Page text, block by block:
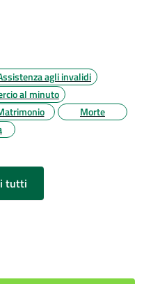
agli invalidi
al minuto
Morte
tutti